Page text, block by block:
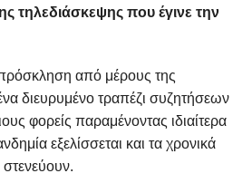
τηλεδιάσκεψης που έγινε την
από μέρους της
διευρυμένο τραπέζι συζητήσεων
φορείς παραμένοντας ιδιαίτερα
εξελίσσεται και τα χρονικά